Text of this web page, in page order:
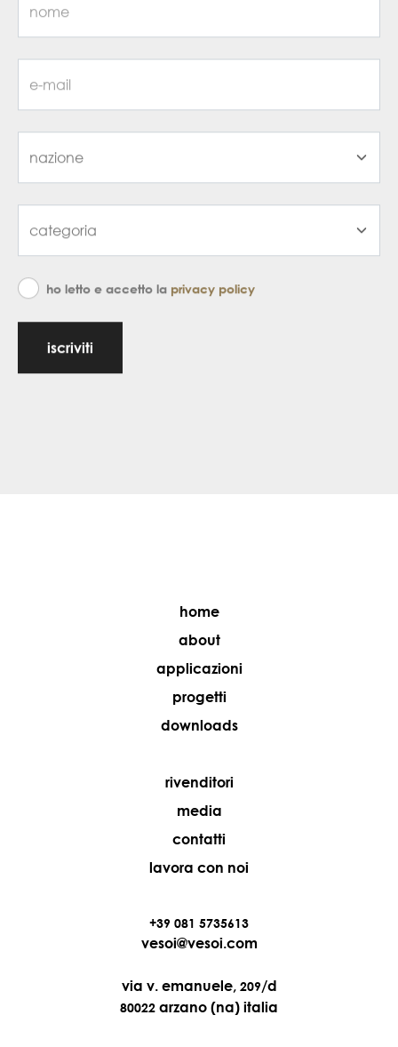
ho letto e accetto la privacy policy
iscriviti
home
about
applicazioni
progetti
downloads
rivenditori
media
contatti
lavora con noi
+39 081 5735613
vesoi@vesoi.com
via v. emanuele, 209/d
80022 arzano (na) italia